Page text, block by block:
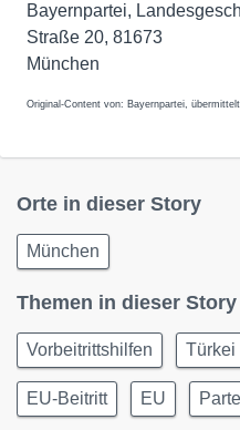
Bayernpartei,
Straße 20, 81673
München
Original-Content von: Bayernpartei,
Orte in dieser Story
München
Themen in dieser Story
Vorbeitrittshilfen Türkei
EU-Beitritt EU